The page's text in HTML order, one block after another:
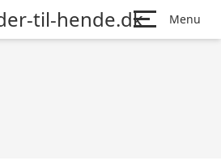
til-hende.dk Menu